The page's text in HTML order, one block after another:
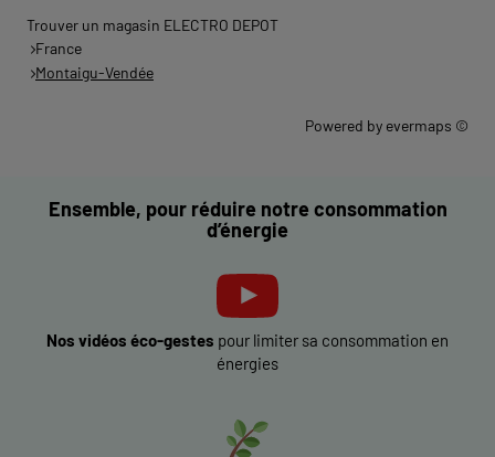
Trouver un magasin ELECTRO DEPOT
France
Montaigu-Vendée
Powered by evermaps ©
Ensemble, pour réduire notre consommation
d’énergie
Nos vidéos éco-gestes pour limiter sa consommation en
énergies